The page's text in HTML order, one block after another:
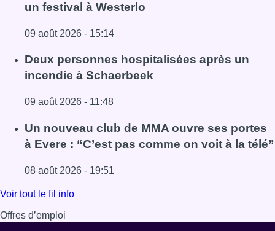
un festival à Westerlo
09 août 2026 - 15:14
Lire l'article L’Union Saint-Gilloise démarre la saison par
Deux personnes hospitalisées après un
incendie à Schaerbeek
09 août 2026 - 11:48
Lire l'article Deux personnes hospitalisées après un
Un nouveau club de MMA ouvre ses portes
à Evere : “C’est pas comme on voit à la télé”
08 août 2026 - 19:51
Lire l'article Un nouveau club de MMA ouvre ses portes à
Voir tout le fil info
Offres d’emploi